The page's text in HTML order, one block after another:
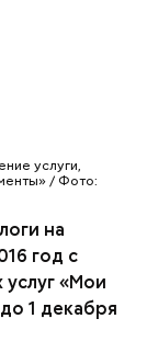
услуги,
/ Фото:
на
год с
«Мои
1 декабря
года. С
подали
только по